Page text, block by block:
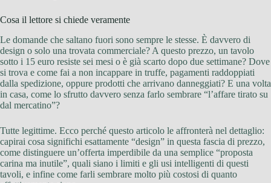
Cosa il lettore si chiede veramente
Le domande che saltano fuori sono sempre le stesse. È davvero di
design o solo una trovata commerciale? A questo prezzo, un tavolo
sotto i 15 euro resiste sei mesi o è già scarto dopo due settimane? Dove
si trova e come fai a non incappare in truffe, pagamenti raddoppiati
dalla spedizione, oppure prodotti che arrivano danneggiati? E una volta
in casa, come lo sfrutto davvero senza farlo sembrare “l’affare tirato su
dal mercatino”?
Tutte legittime. Ecco perché questo articolo le affronterà nel dettaglio:
capirai cosa significhi esattamente “design” in questa fascia di prezzo,
come distinguere un’offerta imperdibile da una semplice “proposta
carina ma inutile”, quali siano i limiti e gli usi intelligenti di questi
tavoli, e infine come farli sembrare molto più costosi di quanto